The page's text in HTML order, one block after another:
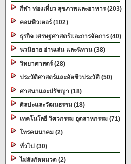
กีฬา ท่องเที่ยว สุขภาพและอาหาร (203)
คอมพิวเตอร์ (102)
ธุรกิจ เศรษฐศาสตร์และการจัดการ (40)
นวนิยาย อ่านเล่น และนิทาน (38)
วิทยาศาสตร์ (28)
ประวัติศาสตร์และอัตชีวประวัติ (50)
ศาสนาและปรัชญา (18)
ศิลปะและวัฒนธรรม (18)
เทคโนโลยี วิศวกรรม อุตสาหกรรม (71)
โทรคมนาคม (2)
ทั่วไป (30)
ไม่สังกัดหมวด (2)